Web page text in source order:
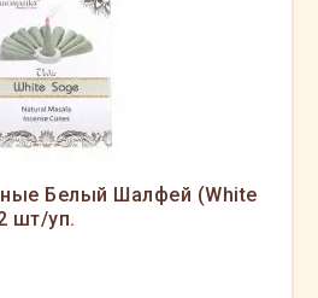
Белый Шалфей (White
шт/уп.